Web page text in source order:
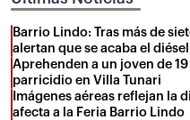
Barrio Lindo: Tras más de
alertan que se acaba el
Aprehenden a un joven de
parricidio en Villa Tunari
Imágenes aéreas reflejan la
afecta a la Feria Barrio Lindo